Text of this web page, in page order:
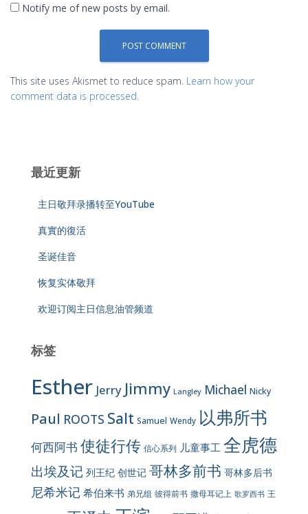
Notify me of new posts by email.
This site uses Akismet to reduce spam. Learn how your
comment data is processed.
最近更新
主日敬拜录播转至YouTube
真實的復活
圣诞佳音
恢复实体敬拜
欢迎订阅主日信息油管频道
标签
Esther Jerry Jimmy Langley Michael Nicky
Paul ROOTS Salt Samuel Wendy 以弗所书
何西阿书 使徒行传 信心系列 儿童事工 全虎德
出埃及记 列王纪 创世记 哥林多前书 哥林多后书
尼希米记 希伯来书 弟兄组 彼得前书 撒母耳记上 歌罗西书 王